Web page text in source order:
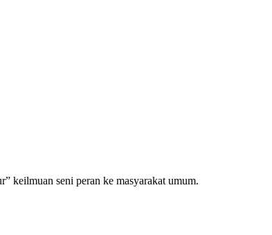
keilmuan seni peran ke masyarakat umum.